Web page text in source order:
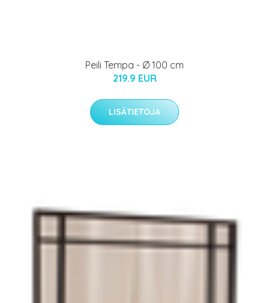
Peili Tempa - Ø 100 cm
219.9 EUR
LISÄTIETOJA